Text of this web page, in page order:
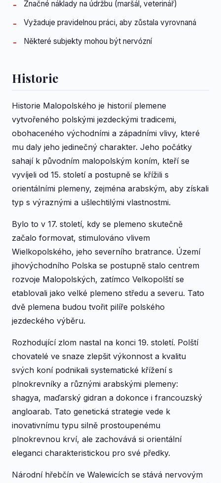
Značné náklady na údržbu (maršál, veterinář)
Vyžaduje pravidelnou práci, aby zůstala vyrovnaná
Některé subjekty mohou být nervózní
Historie
Historie Malopolského je historií plemene
vytvořeného polskými jezdeckými tradicemi,
obohaceného východními a západními vlivy, které
mu daly jeho jedinečný charakter. Jeho počátky
sahají k původním malopolským koním, kteří se
vyvíjeli od 15. století a postupně se křížili s
orientálními plemeny, zejména arabským, aby získali
typ s výraznými a ušlechtilými vlastnostmi.
Bylo to v 17. století, kdy se plemeno skutečně
začalo formovat, stimulováno vlivem
Wielkopolského, jeho severního bratrance. Území
jihovýchodního Polska se postupně stalo centrem
rozvoje Malopolských, zatímco Velkopolští se
etablovali jako velké plemeno středu a severu. Tato
dvě plemena budou tvořit pilíře polského
jezdeckého výběru.
Rozhodující zlom nastal na konci 19. století. Polští
chovatelé ve snaze zlepšit výkonnost a kvalitu
svých koní podnikali systematické křížení s
plnokrevníky a různými arabskými plemeny:
shagya, maďarský gidran a dokonce i francouzský
angloarab. Tato genetická strategie vede k
inovativnímu typu silně prostoupenému
plnokrevnou krví, ale zachovává si orientální
eleganci charakteristickou pro své předky.
Národní hřebčín ve Walewicích se stává nervovým